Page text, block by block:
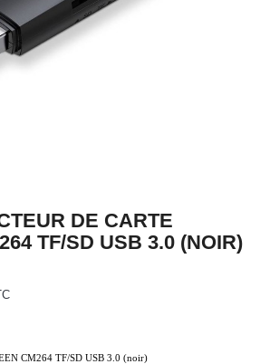
DE CARTE
TF/SD USB 3.0 (NOIR)
CM264 TF/SD USB 3.0 (noir)